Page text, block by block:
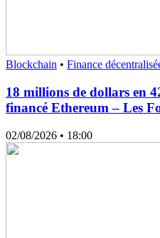
Blockchain • Finance
18 millions de dollars en
financé Ethereum – Les
02/08/2026 • 18:00